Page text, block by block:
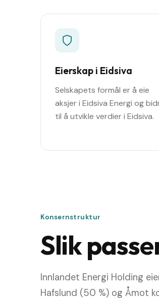
Eierskap i Eidsiva
Selskapets formål er å eie
aksjer i Eidsiva Energi og
til å utvikle verdier i Eidsiva.
Konsernstruktur
Slik
Innlandet Energi Holding
Hafslund (50 %) og Åmot